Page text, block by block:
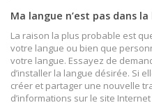
Ma langue n’est pas dans
La raison la plus probable est
votre langue ou bien que
votre langue. Essayez de
d’installer la langue désirée. Si
créer et partager une nouvelle
d’informations sur le site